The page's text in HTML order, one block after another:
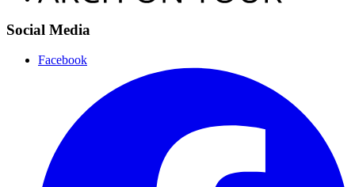
Social Media
Facebook